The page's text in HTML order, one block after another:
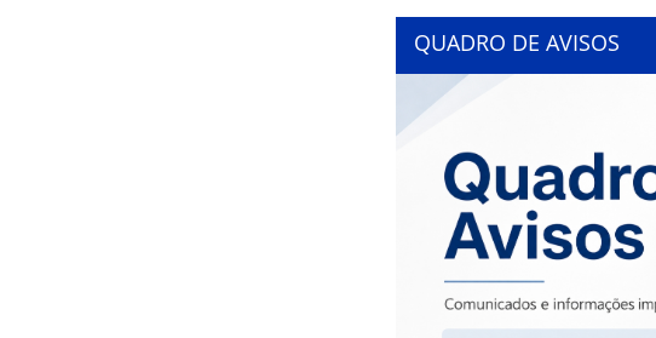
QUADRO DE AVISOS